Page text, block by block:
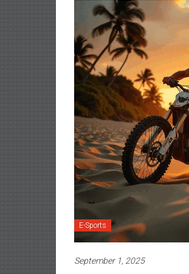
E-Sports
September 1, 2025